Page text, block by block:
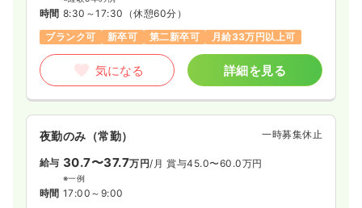
時間 8:30～17:30 （休憩60分）
ブランク可
新卒可 第二新卒可 月給33万円以上可
気になる 詳細を見る
夜勤のみ（常勤） 一時募集休止
給与 30.7〜37.7万円/月 賞与45.0〜60.0万円
※一例
時間 17:00～9:00